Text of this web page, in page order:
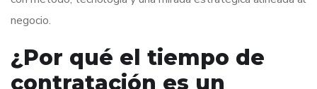
negocio.
¿Por qué el tiempo de
contratación es un